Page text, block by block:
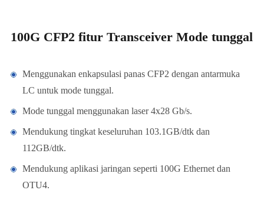
100G CFP2 fitur Transceiver Mode tunggal
Menggunakan enkapsulasi panas CFP2 dengan antarmuka
LC untuk mode tunggal.
Mode tunggal menggunakan laser 4x28 Gb/s.
Mendukung tingkat keseluruhan 103.1GB/dtk dan
112GB/dtk.
Mendukung aplikasi jaringan seperti 100G Ethernet dan
OTU4.